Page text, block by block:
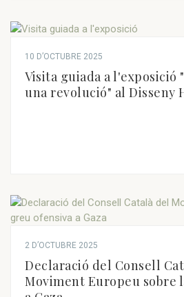
10 D’OCTUBRE 2025
Visita guiada a l'exposició
una revolució" al Disseny
2 D’OCTUBRE 2025
Declaració del Consell
Moviment Europeu sobre